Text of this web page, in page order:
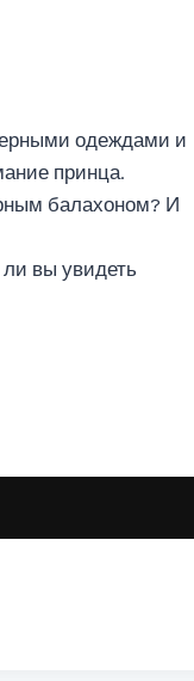
одеждами и
принца.
балахоном? И
вы увидеть